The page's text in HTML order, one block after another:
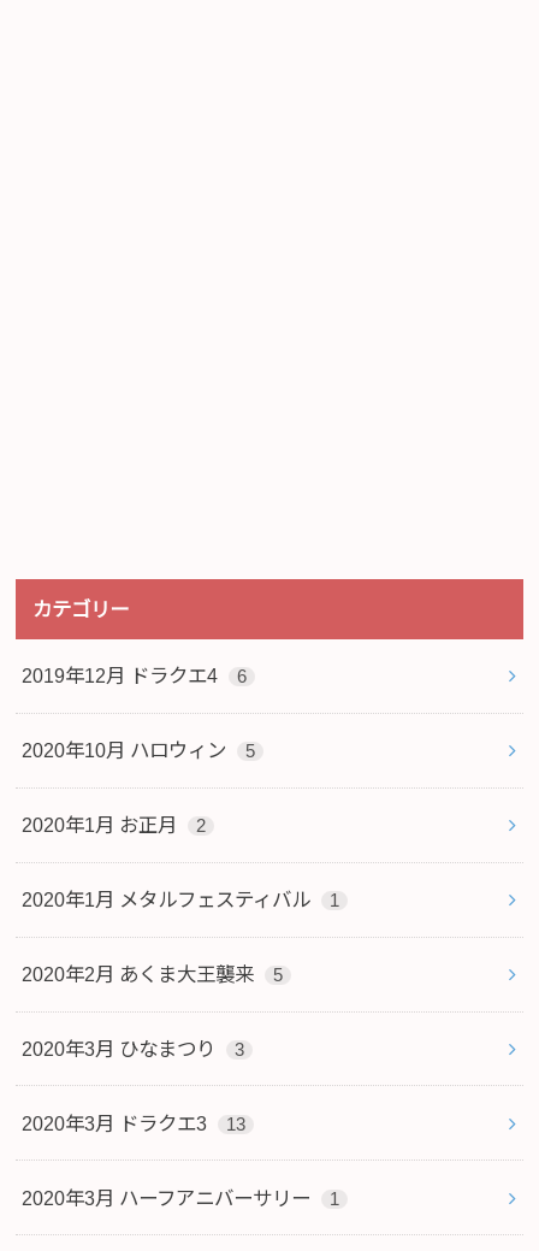
カテゴリー
2019年12月 ドラクエ4 6
2020年10月 ハロウィン 5
2020年1月 お正月 2
2020年1月 メタルフェスティバル 1
2020年2月 あくま大王襲来 5
2020年3月 ひなまつり 3
2020年3月 ドラクエ3 13
2020年3月 ハーフアニバーサリー 1